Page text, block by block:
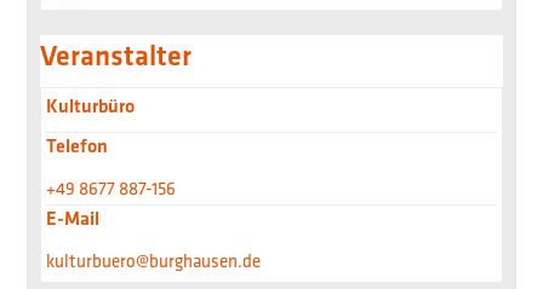
Veranstalter
Kulturbüro
Telefon
+49 8677 887-156
E-Mail
kulturbuero@burghausen.de